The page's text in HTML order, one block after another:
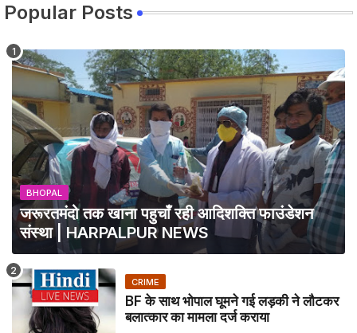
Popular Posts
BHOPAL
जरूरतमंदो तक खाना पहुचाँ रही आदिशक्ति फाउंडेशन
संस्था | HARPALPUR NEWS
CRIME
BF के साथ भोपाल घूमने गई लड़की ने लौटकर
बलात्कार का मामला दर्ज कराया